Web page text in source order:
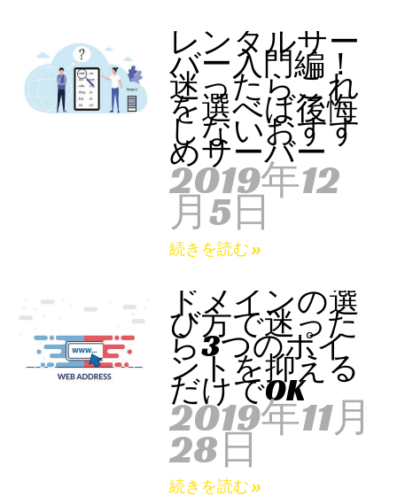
レンタルサー
バー入門編！
迷ったらこれ
を選べば後悔
しないおすす
めサーバー
2019年12
月5日
続きを読む »
ドメインの選
び方で迷った
ら3つのポイ
ントを抑える
だけでOK
2019年11月
28日
続きを読む »